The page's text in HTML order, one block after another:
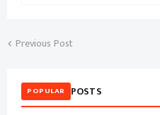
Previous Post
POPULAR POSTS